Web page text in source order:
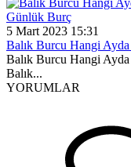
Günlük Burç
5 Mart 2023 15:31
Balık Burcu Hangi Ayda
Balık Burcu Hangi Ayda
Balık...
YORUMLAR